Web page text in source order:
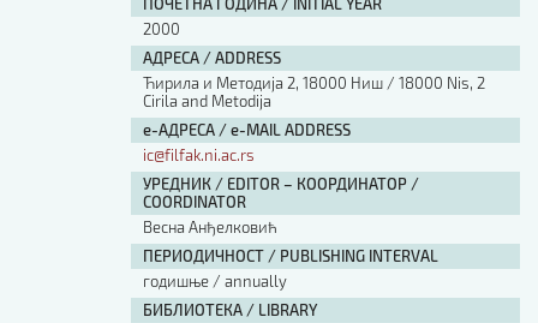
2000
АДРЕСА / ADDRESS
Ћирила и Методија 2, 18000 Ниш / 18000 Nis, 2
Cirila and Metodija
е-АДРЕСА / e-MAIL ADDRESS
ic@filfak.ni.ac.rs
УРЕДНИК / EDITOR – КООРДИНАТОР /
COORDINATOR
Весна Анђелковић
ПЕРИОДИЧНОСТ / PUBLISHING INTERVAL
годишње / annually
БИБЛИОТЕКА / LIBRARY